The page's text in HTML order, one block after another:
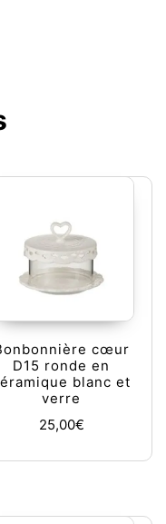
cœur
D15 ronde en
blanc et
verre
25,00€